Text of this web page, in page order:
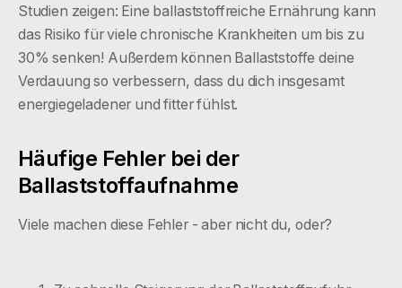
Studien zeigen: Eine ballaststoffreiche Ernährung kann
das Risiko für viele chronische Krankheiten um bis zu
30% senken! Außerdem können Ballaststoffe deine
Verdauung so verbessern, dass du dich insgesamt
energiegeladener und fitter fühlst.
Häufige Fehler bei der
Ballaststoffaufnahme
Viele machen diese Fehler - aber nicht du, oder?